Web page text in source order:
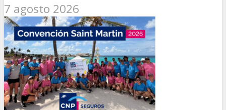
7 agosto 2026